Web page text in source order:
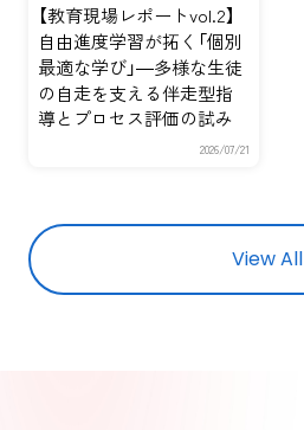
【教育現場レポートvol.2】
自由進度学習が拓く「個別
最適な学び」―多様な生徒
の自走を支える伴走型指
導とプロセス評価の試み
2026/07/21
View All